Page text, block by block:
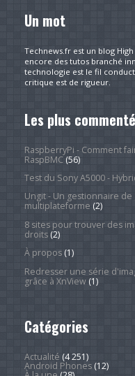
Un mot
Technews.fr est un blog
encore des tutos branché
technologie est le fil
critique est de rigueur.
Les plus
RaspberryPi - Comment
RaspBMC(56)
Test du Sony A5000 -
Ungit - Un gestionnaire
multiplateforme (2)
8 sites pour trouver des
droits(2)
À propos(1)
Redresser une série
grâce à XnView(1)
Catégories
Actualité (4 251)
Android Phones(12)